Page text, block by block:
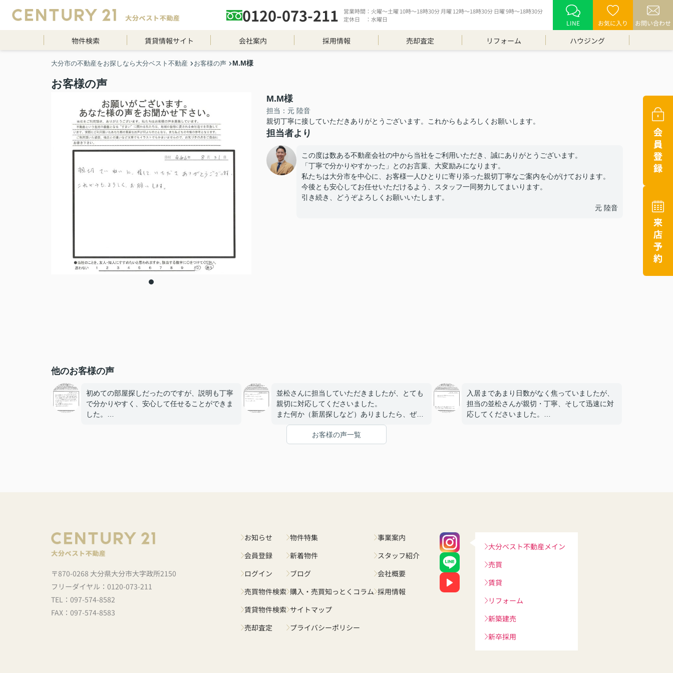
0120-073-211
営業時間：火曜～土曜 10時～18時30分 月曜 12時～18時30分 日曜 9時～18時30分
定休日 ：水曜日
LINE お気に入り お問い合わせ
物件検索 賃貸情報サイト 会社案内 採用情報 売却査定 リフォーム ハウジング
大分市の不動産をお探しなら大分ベスト不動産 お客様の声 M.M様
お客様の声
M.M様
担当：元 陸音
親切丁寧に接していただきありがとうございます。これからもよろしくお願いします。
担当者より
この度は数ある不動産会社の中から当社をご利用いただき、誠にありがとうございます。
「丁寧で分かりやすかった」とのお言葉、大変励みになります。
私たちは大分市を中心に、お客様一人ひとりに寄り添った親切丁寧なご案内を心がけております。
今後とも安心してお任せいただけるよう、スタッフ一同努力してまいります。
引き続き、どうぞよろしくお願いいたします。
元 陸音
他のお客様の声
初めての部屋探しだったのですが、説明も丁寧
で分かりやすく、安心して任せることができま
した。
並松さんに担当していただきましたが、とても
親切に対応してくださいました。
また何か（新居探しなど）ありましたら、ぜひ
こちらでお世話になりたいと思います！
入居まであまり日数がなく焦っていましたが、
担当の並松さんが親切・丁寧、そして迅速に対
応してくださいました。
お客様の声一覧
〒870-0268 大分県大分市大字政所2150
フリーダイヤル：0120-073-211
TEL：097-574-8582
FAX：097-574-8583
お知らせ
会員登録
ログイン
売買物件検索
賃貸物件検索
売却査定
物件特集
新着物件
ブログ
購入・売買知っとくコラム
サイトマップ
プライバシーポリシー
事業案内
スタッフ紹介
会社概要
採用情報
大分ベスト不動産メイン
売買
賃貸
リフォーム
新築建売
新卒採用